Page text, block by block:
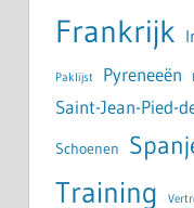
Frankrijk
Paklijst Pyreneeën
Saint-Jean-Pied-
Schoenen
Training